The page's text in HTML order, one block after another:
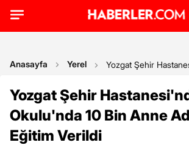
Anasayfa Yerel Yozgat Şehir
Yozgat Şehir
Okulu'nda 10 Bin Anne
Eğitim Verildi